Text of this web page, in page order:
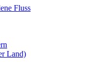
Fluss
Land)